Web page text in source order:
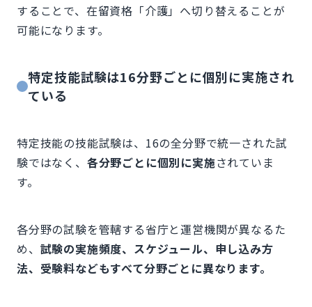
することで、在留資格「介護」へ切り替えることが
可能になります。
特定技能試験は16分野ごとに個別に実施され
ている
特定技能の技能試験は、16の全分野で統一された試
験ではなく、 各分野ごとに個別に実施されていま
す。
各分野の試験を管轄する省庁と運営機関が異なるた
め、 試験の実施頻度、スケジュール、申し込み方
法、受験料などもすべて分野ごとに異なります。